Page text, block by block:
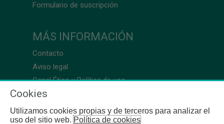
Formulario de suscripción
MÁS INFORMACIÓN
Contacto
Aviso legal
Canal Ético y Política de uso
Cookies
Utilizamos cookies propias y de terceros para analizar el
uso del sitio web.Política de cookies